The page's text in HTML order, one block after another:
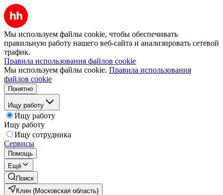
Мы используем файлы cookie, чтобы обеспечивать
правильную работу нашего веб-сайта и анализировать сетевой
трафик.
Правила использования файлов cookie
Мы используем файлы cookie. Правила использования
файлов cookie
Понятно
Ищу работу
Ищу работу
Ищу работу
Ищу сотрудника
Сервисы
Помощь
Ещё
Поиск
Клин (Московская область)